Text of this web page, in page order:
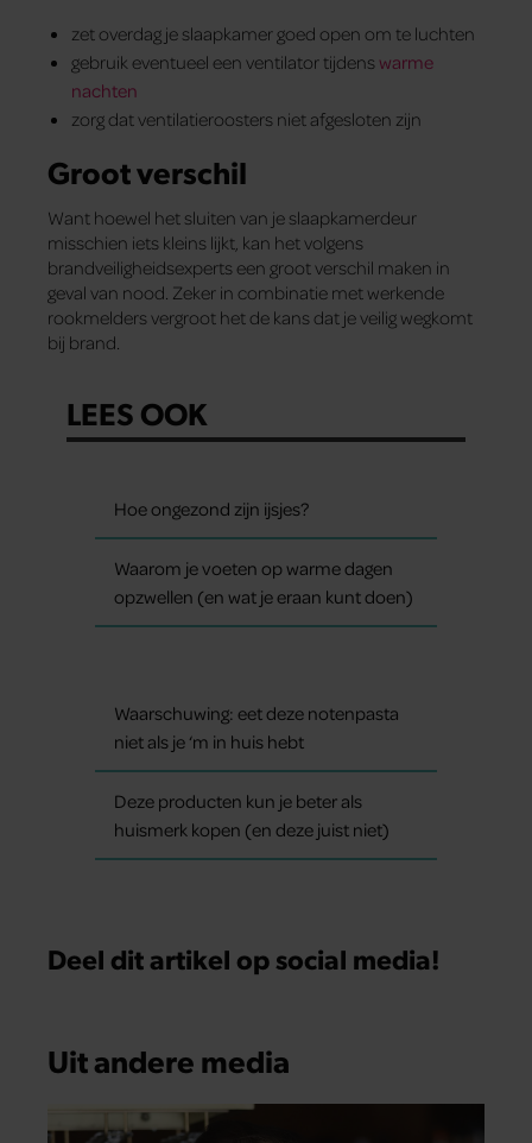
zet overdag je slaapkamer goed open om te luchten
gebruik eventueel een ventilator tijdens warme
nachten
zorg dat ventilatieroosters niet afgesloten zijn
Groot verschil
Want hoewel het sluiten van je slaapkamerdeur
misschien iets kleins lijkt, kan het volgens
brandveiligheidsexperts een groot verschil maken in
geval van nood. Zeker in combinatie met werkende
rookmelders vergroot het de kans dat je veilig wegkomt
bij brand.
LEES OOK
Hoe ongezond zijn ijsjes?
Waarom je voeten op warme dagen
opzwellen (en wat je eraan kunt doen)
Waarschuwing: eet deze notenpasta
niet als je ‘m in huis hebt
Deze producten kun je beter als
huismerk kopen (en deze juist niet)
Deel dit artikel op social media!
Uit andere media